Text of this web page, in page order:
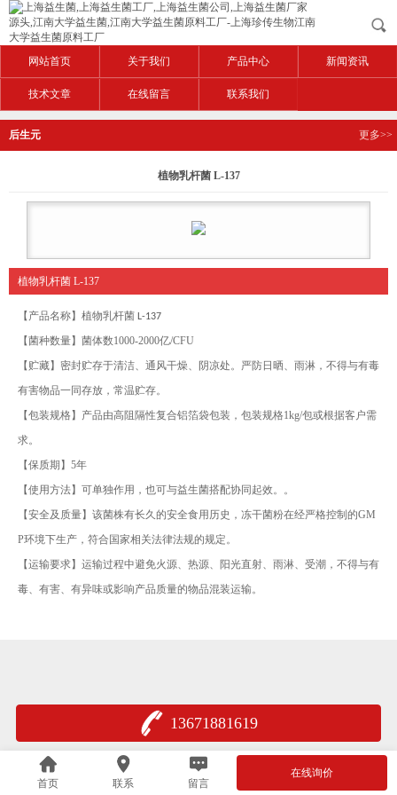
网站首页 关于我们 产品中心 新闻资讯
技术文章 在线留言 联系我们
后生元 更多>>
植物乳杆菌 L-137
植物乳杆菌 L-137
【产品名称】 植物乳杆菌 L-137
【菌种数量】菌体数1000-2000亿/CFU
【贮藏】密封贮存于清洁、通风干燥、阴凉处。严防日晒、雨淋，不得与有毒
有害物品一同存放，常温贮存。
【包装规格】产品由高阻隔性复合铝箔袋包装，包装规格1kg/包或根据客户需
求。
【保质期】5年
【使用方法】可单独作用，也可与益生菌搭配协同起效。。
【安全及质量】该菌株有长久的安全食用历史，冻干菌粉在经严格控制的GM
P环境下生产，符合国家相关法律法规的规定。
【运输要求】运输过程中避免火源、热源、阳光直射、雨淋、受潮，不得与有
毒、有害、有异味或影响产品质量的物品混装运输。
13671881619
首页 联系 留言
在线询价